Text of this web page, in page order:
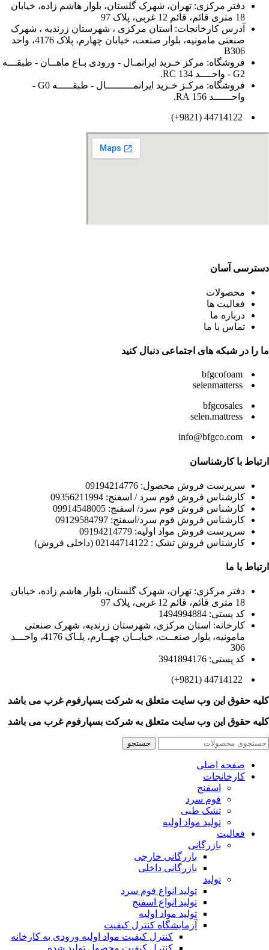
دفتر مرکزی: تهران، شهرک گلستان، بلوار هاشم زاده، خیابان
18 متری قائم، قائم 12 غربی، پلاک 97
آدرس کارخانجات: استان مرکزی ، شهرستان زرندیه ، شهرک
صنعتی مامونیه، بلوار صنعت، خیابان چهارم، پلاک 4176، واحد
B306
فروشگاه: مرکز خـرید ایرانمـال - ورودی بـاغ ماهــان - طبقـــه
G2 - واحــــد 134 RC.
فروشگاه: مرکـز خـرید ایرانمـــــــــال - طبقـــــه G0 -
واحــــــد 156 RA.
44714122 (9821+)
دسترسی آسان
محصولات
فعالیت ها
درباره ما
تماس با ما
ما را در شبکه های اجتماعی دنبال کنید
bfgcofoam
selenmatterss
bfgcosales
selen.mattress
info@bfgco.com
ارتباط با کارشناسان
سرپرست فروش محصول: 09194214776
کارشناس فروش فوم سرد / اسفنج: 09356211994
کارشناس فروش فوم سرد/ اسفنج: 09914548005
کارشناس فروش فوم سرد/اسفنج: 09129584797
سرپرست فروش مواد اولیه: 09194214779
کارشناس فروش تشک : 02144714122 (داخلی فروش)
ارتباط با ما
دفتر مرکزی: تهران، شهرک گلستان، بلوار هاشم زاده، خیابان
18 متری قائم، قائم 12 غربی، پلاک 97
کد پستی: 1494994884
کارخانه: استان مرکزی، شهرستان زرندیه، شهرک صنعتی
مامونیه، بلوار صنعــت، خیابــان چهــارم، پلـاک 4176، واحـــد
306
کد پستی: 3941894176
44714122 (9821+)
کلیه حقوق این وب سایت متعلق به شرکت بسپارفوم غرب می باشد
کلیه حقوق این وب سایت متعلق به شرکت بسپارفوم غرب می باشد
جستجو
صفحه اصلی
کارخانجات
اسفنج
فوم سرد
تشک طبی
تولید مواد اولیه
فعالیت
بازرگانی
بازرگانی خارجی
بازرگانی داخلی
تولید
تولید انواع فوم سرد
تولید انواع اسفنج
تولید مواد اولیه
آزمایشگاه کنترل کیفیت
کنترل کیفیت مواد اولیه ورودی به کارخانه